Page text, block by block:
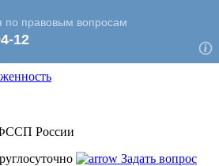
России
Задать вопрос